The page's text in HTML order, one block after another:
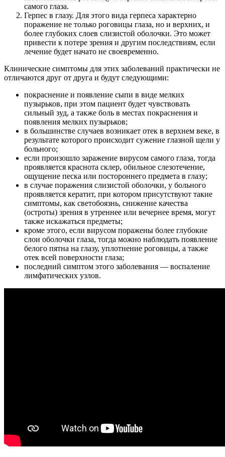
самого глаза.
Герпес в глазу. Для этого вида герпеса характерно
поражение не только роговицы глаза, но и верхних, и
более глубоких слоев слизистой оболочки. Это может
привести к потере зрения и другим последствиям, если
лечение будет начато не своевременно.
Клинические симптомы для этих заболеваний практически не
отличаются друг от друга и будут следующими:
покраснение и появление сыпи в виде мелких
пузырьков, при этом пациент будет чувствовать
сильный зуд, а также боль в местах покраснения и
появления мелких пузырьков;
в большинстве случаев возникает отек в верхнем веке, в
результате которого происходит сужение глазной щели у
больного;
если произошло заражение вирусом самого глаза, тогда
проявляется краснота склер, обильное слезотечение,
ощущение песка или постороннего предмета в глазу;
в случае поражения слизистой оболочки, у больного
проявляется кератит, при котором присутствуют такие
симптомы, как светобоязнь, снижение качества
(остроты) зрения в утреннее или вечернее время, могут
также искажаться предметы;
кроме этого, если вирусом поражены более глубокие
слои оболочки глаза, тогда можно наблюдать появление
белого пятна на глазу, уплотнение роговицы, а также
отек всей поверхности глаза;
последний симптом этого заболевания — воспаление
лимфатических узлов.